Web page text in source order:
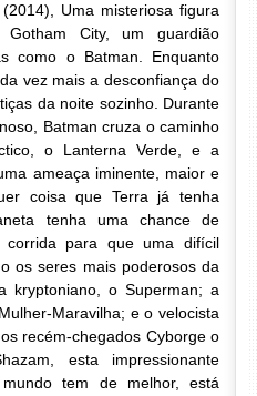
Uma misteriosa figura
City, um guardião
como o Batman. Enquanto
vez mais a desconfiança do
da noite sozinho. Durante
Batman cruza o caminho
o Lanterna Verde, e a
ameaça iminente, maior e
coisa que Terra já tenha
tenha uma chance de
corrida para que uma difícil
os seres mais poderosos da
kryptoniano, o Superman; a
Maravilha; e o velocista
recém-chegados Cyborge o
esta impressionante
tem de melhor, está